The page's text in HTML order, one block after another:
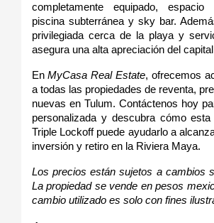
completamente equipado, espacio
piscina subterránea y sky bar.
privilegiada cerca de la playa y
asegura una alta apreciación del
En MyCasa Real Estate, ofrecemos
a todas las propiedades de reventa,
nuevas en Tulum. Contáctenos hoy
personalizada y descubra cómo esta
Triple Lockoff puede ayudarlo a
inversión y retiro en la Riviera Maya.
Los precios están sujetos a cambios
La propiedad se vende en pesos
cambio utilizado es solo con fines